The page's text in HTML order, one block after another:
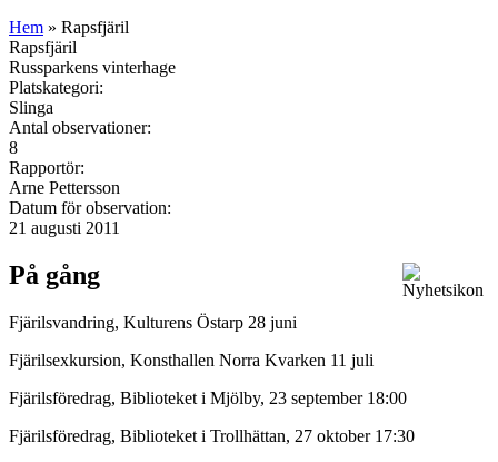
Hem » Rapsfjäril
Rapsfjäril
Russparkens vinterhage
Platskategori:
Slinga
Antal observationer:
8
Rapportör:
Arne Pettersson
Datum för observation:
21 augusti 2011
På gång
Fjärilsvandring, Kulturens Östarp 28 juni
Fjärilsexkursion, Konsthallen Norra Kvarken 11 juli
Fjärilsföredrag, Biblioteket i Mjölby, 23 september 18:00
Fjärilsföredrag, Biblioteket i Trollhättan, 27 oktober 17:30